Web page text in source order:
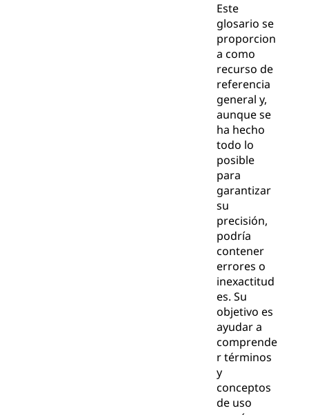
Este
glosario se
proporcion
a como
recurso de
referencia
general y,
aunque se
ha hecho
todo lo
posible
para
garantizar
su
precisión,
podría
contener
errores o
inexactitud
es. Su
objetivo es
ayudar a
comprende
r términos
y
conceptos
de uso